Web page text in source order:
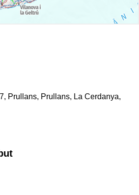
Prullans, Prullans, La Cerdanya,